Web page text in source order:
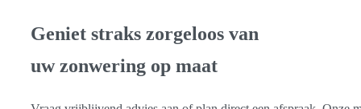
Geniet straks zorgeloos van
uw zonwering op maat